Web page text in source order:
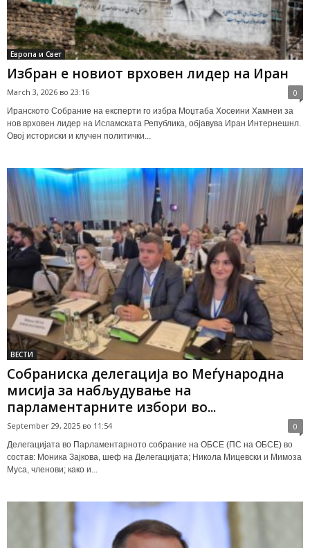
Европа и Свет
Избран е новиот врховен лидер на Иран
March 3, 2026 во 23:16 0
Иранското Собрание на експерти го избра Моџтаба Хосеини Хамнеи за
нов врховен лидер на Исламската Република, објавува Иран Интернешнл.
Овој историски и клучен политички...
ВЕСТИ
Собраниска делегација во Меѓународна
мисија за набљудување на
парламентарните избори во...
September 29, 2025 во 11:54 0
Делегацијата во Парламентарното собрание на ОБСЕ (ПС на ОБСЕ) во
состав: Моника Зајкова, шеф на Делегацијата; Никола Мицевски и Мимоза
Муса, членови; како и...